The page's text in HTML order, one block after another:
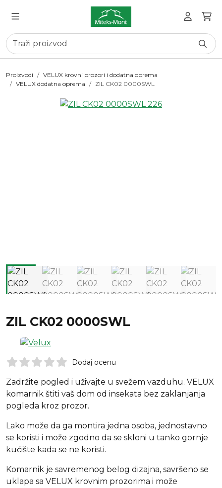
Proizvodi
VELUX krovni prozori i dodatna oprema
VELUX dodatna oprema
ZIL CK02 0000SWL
ZIL CK02 0000SWL
Dodaj ocenu
Zadržite pogled i uživajte u svežem vazduhu. VELUX
komarnik štiti vaš dom od insekata bez zaklanjanja
pogleda kroz prozor.
Lako može da ga montira jedna osoba, jednostavno
se koristi i može zgodno da se skloni u tanko gornje
kućište kada se ne koristi.
Komarnik je savremenog belog dizajna, savršeno se
uklapa sa VELUX krovnim prozorima i može